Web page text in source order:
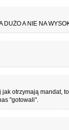
DUŻO A NIE NA
otrzymają mandat,
"gotowali".